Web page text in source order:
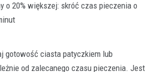
o 20% większej: skróć czas pieczenia o
gotowość ciasta patyczkiem lub
od zalecanego czasu pieczenia. Jest